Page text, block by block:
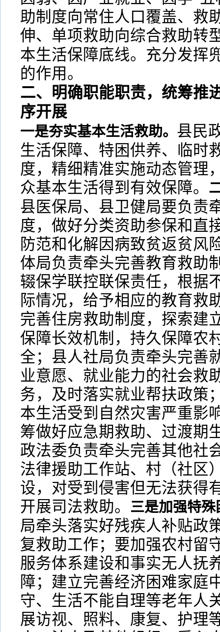
助制度向常住人口覆盖、救
伸、单项救助向综合救助转
本生活保障底线。充分发挥
的作用。
二、明确职能职责，统筹推
序开展
一是夯实基本生活救助。 县民
生活保障、特困供养、临时
度，精细精准实施动态管理
众基本生活得到有效保障。
县医保局、县卫健局要负责
度，做好分类资助参保和直
防范和化解因病致贫返贫风
体局负责牵头完善教育救助
辍保学联控联保责任，根据
际情况，给予相应的教育救
完善住房救助制度，探索建
保障长效机制，持久保障农
全；县人社局负责牵头完善
业意愿、就业能力的社会救
务，及时落实就业帮扶政策
本生活受到自然灾害严重影
筹做好应急期救助、过渡期
政法委负责牵头完善其他社
法律援助工作站、村（社区
设，对受到侵害但无法获得
开展司法救助。 三是加强特
局牵头落实好残疾人补贴政
复救助工作；要加强农村留
服务体系建设和事实无人抚
障；建立完善经济困难家庭
守、生活不能自理等老年人
展访视、照料、康复、护理